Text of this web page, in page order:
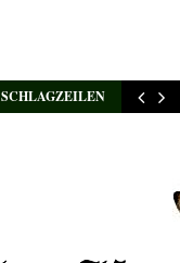
SCHLAGZEILEN